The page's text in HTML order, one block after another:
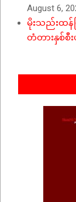
August 6,
မိုးသည်းထန်ပ
တံတားနှစ်စီး